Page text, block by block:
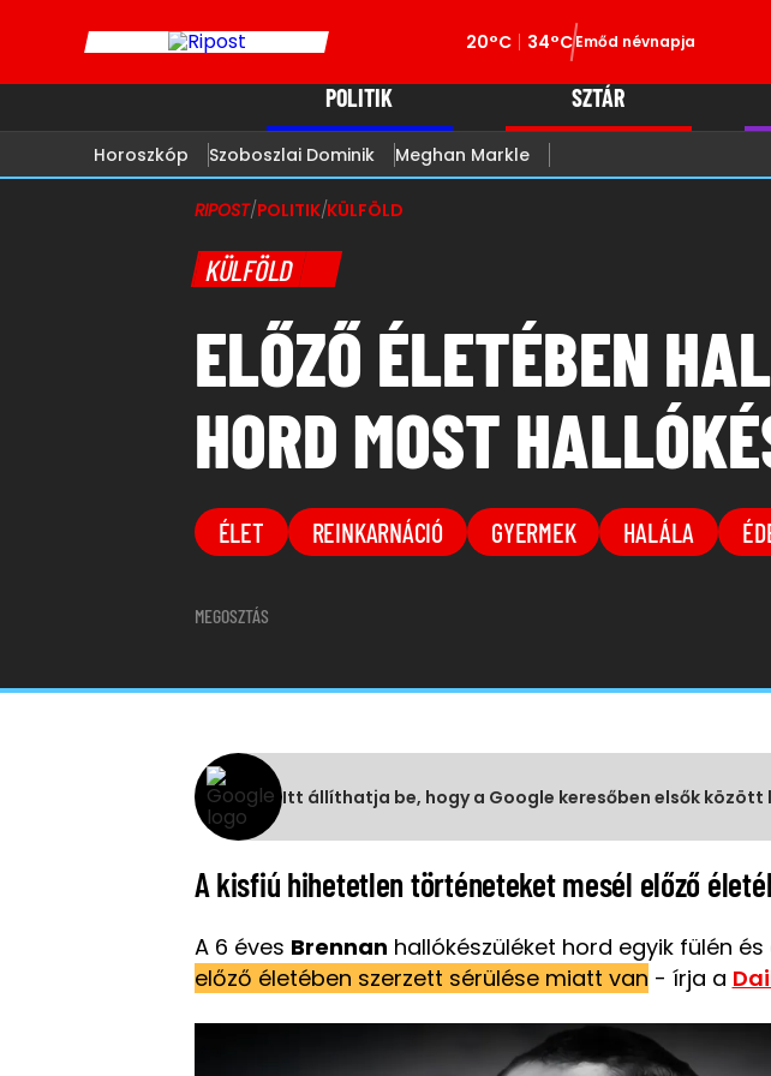
20°C 34°CEmőd névnapja
POLITIK SZTÁR
Horoszkóp Szoboszlai Dominik Meghan Markle
RIPOST/POLITIK/KÜLFÖLD
KÜLFÖLD
ELŐZŐ ÉLETÉBEN
HORD MOST
ÉLET REINKARNÁCIÓ GYERMEK HALÁLA
MEGOSZTÁS
Itt állíthatja be, hogy a Google keresőben elsők között
A kisfiú hihetetlen történeteket mesél előző
A 6 éves Brennan hallókészüléket hord egyik fülén
előző életében szerzett sérülése miatt van - írja a